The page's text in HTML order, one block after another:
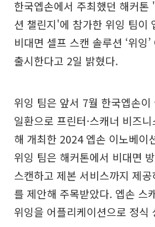
한국엡손에서 주최했던 해커톤
션 챌린지'에 참가한 위잉 팀이
비대면 셀프 스캔 솔루션 ‘위잉
출시한다고 2일 밝혔다.
위잉 팀은 앞서 7월 한국엡손이
일환으로 프린터·스캐너 비즈
해 개최한 2024 엡손 이노베이
위잉 팀은 해커톤에서 비대면
스캔하고 제본 서비스까지 제
를 제안해 주목받았다. 엡손 스
위잉을 어플리케이션으로 정식